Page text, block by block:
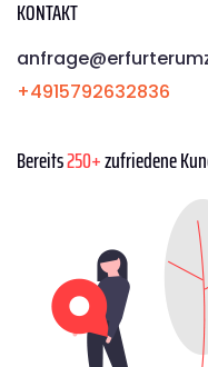
KONTAKT
+4915792632836
Bereits250+zufriedene